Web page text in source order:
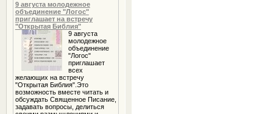
9 августа молодежное
объединение "Логос"
приглашает на встречу
"Открытая Библия"
9 августа
молодежное
объединение
"Логос"
приглашает
всех
желающих на встречу
"Открытая Библия".Это
возможность вместе читать и
обсуждать Священное Писание,
задавать вопросы, делиться